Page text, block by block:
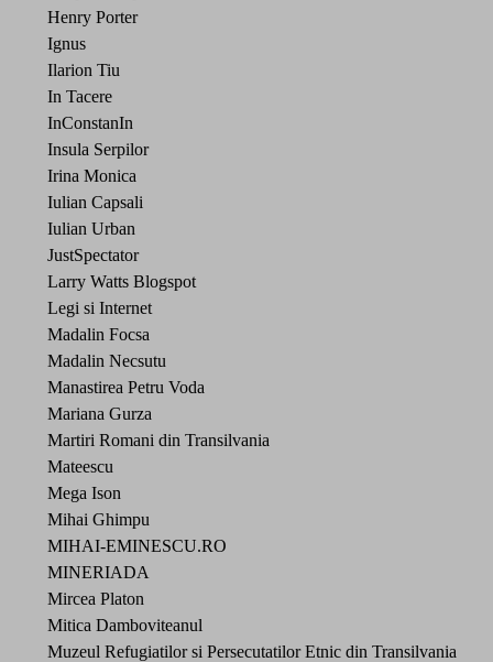
Henry Porter
Ignus
Ilarion Tiu
In Tacere
InConstanIn
Insula Serpilor
Irina Monica
Iulian Capsali
Iulian Urban
JustSpectator
Larry Watts Blogspot
Legi si Internet
Madalin Focsa
Madalin Necsutu
Manastirea Petru Voda
Mariana Gurza
Martiri Romani din Transilvania
Mateescu
Mega Ison
Mihai Ghimpu
MIHAI-EMINESCU.RO
MINERIADA
Mircea Platon
Mitica Damboviteanul
Muzeul Refugiatilor si Persecutatilor Etnic din Transilvania